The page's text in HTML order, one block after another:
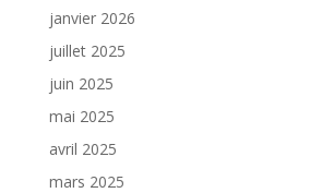
janvier 2026
juillet 2025
juin 2025
mai 2025
avril 2025
mars 2025